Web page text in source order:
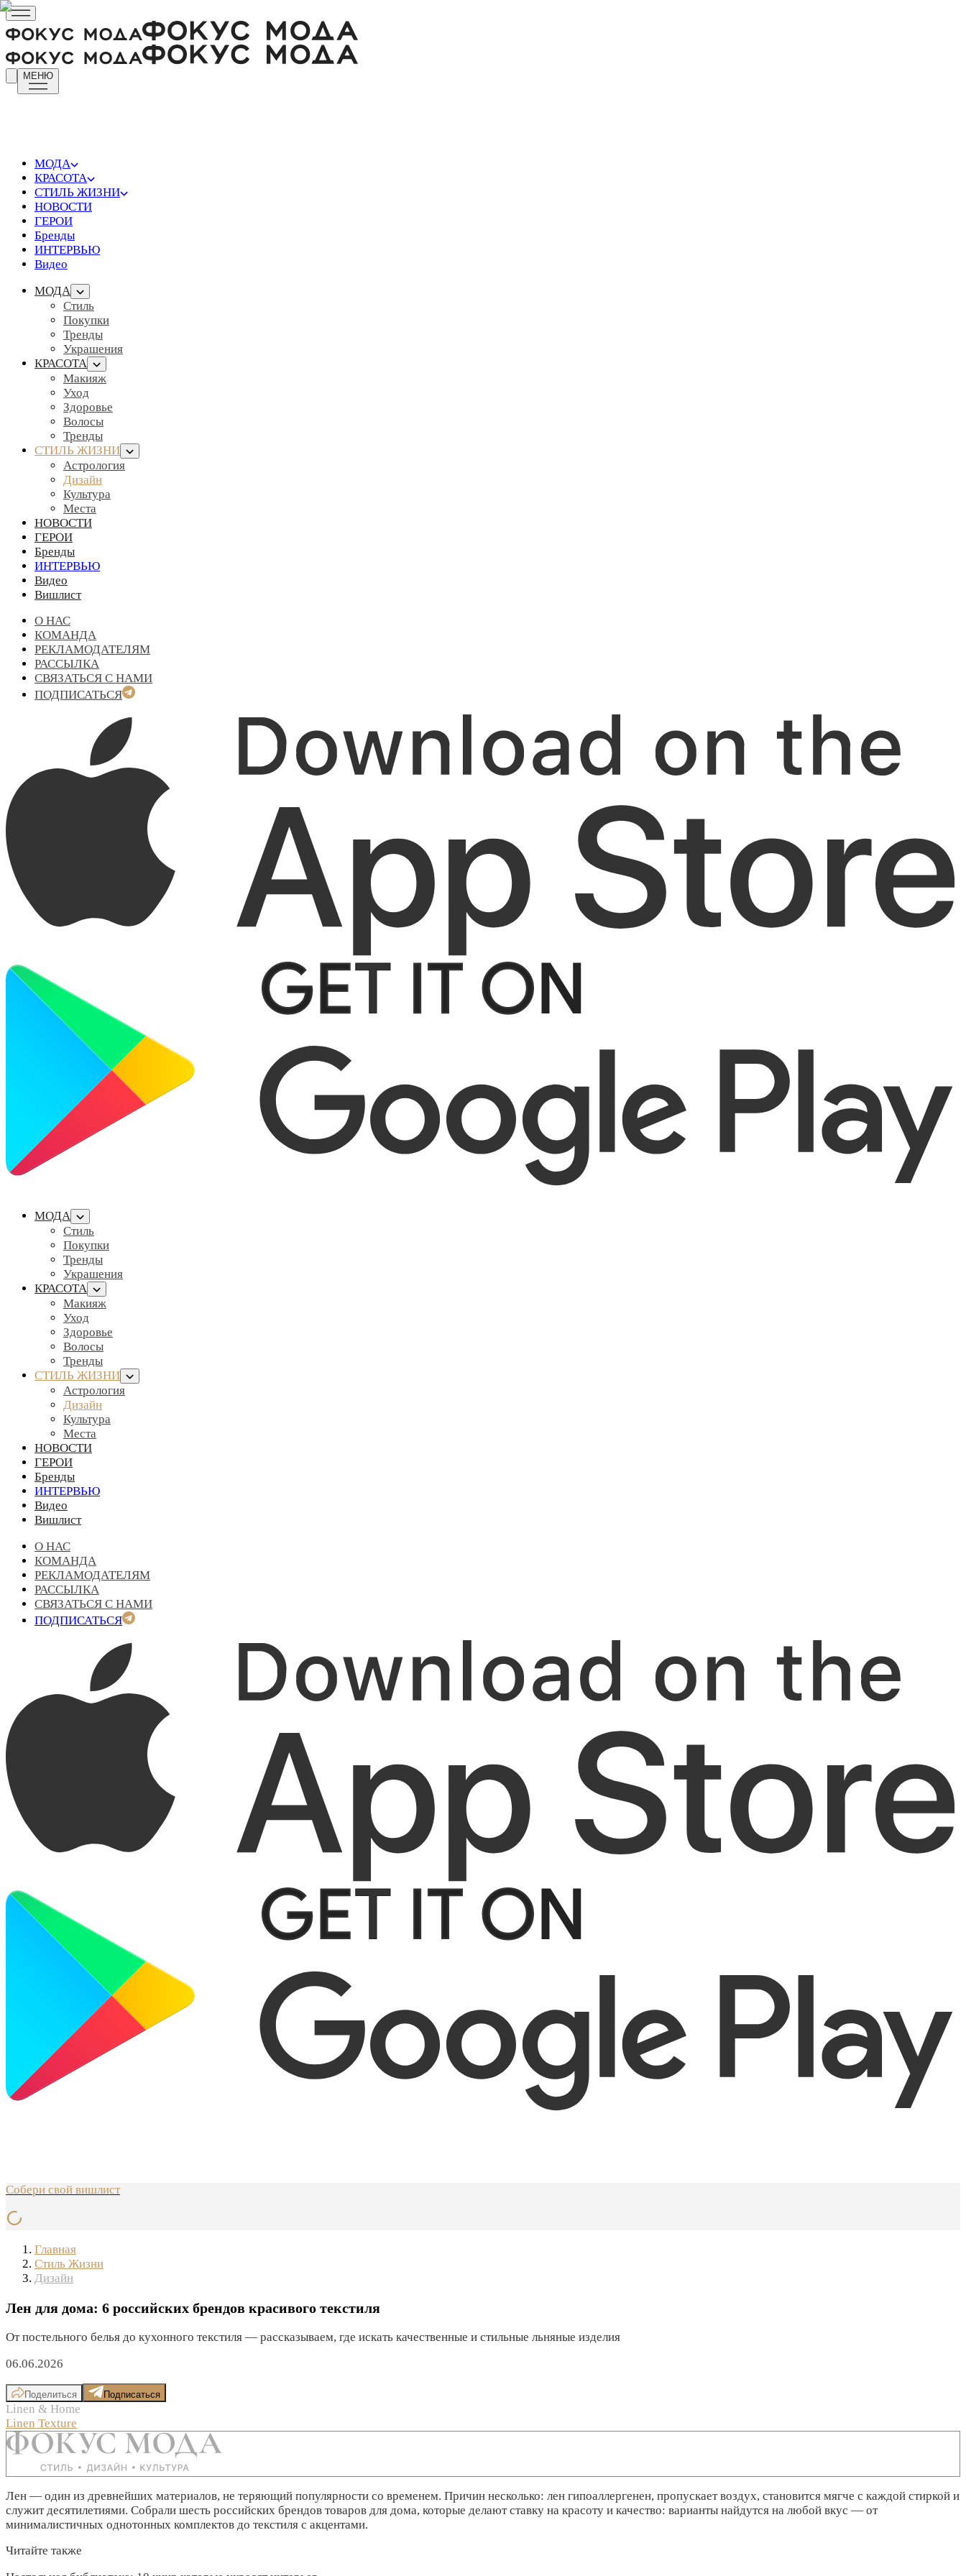
МЕНЮ
МОДА
КРАСОТА
СТИЛЬ ЖИЗНИ
НОВОСТИ
ГЕРОИ
Бренды
ИНТЕРВЬЮ
Видео
МОДА
Стиль
Покупки
Тренды
Украшения
КРАСОТА
Макияж
Уход
Здоровье
Волосы
Тренды
СТИЛЬ ЖИЗНИ
Астрология
Дизайн
Культура
Места
НОВОСТИ
ГЕРОИ
Бренды
ИНТЕРВЬЮ
Видео
Вишлист
О НАС
КОМАНДА
РЕКЛАМОДАТЕЛЯМ
РАССЫЛКА
СВЯЗАТЬСЯ С НАМИ
ПОДПИСАТЬСЯ
МОДА
Стиль
Покупки
Тренды
Украшения
КРАСОТА
Макияж
Уход
Здоровье
Волосы
Тренды
СТИЛЬ ЖИЗНИ
Астрология
Дизайн
Культура
Места
НОВОСТИ
ГЕРОИ
Бренды
ИНТЕРВЬЮ
Видео
Вишлист
О НАС
КОМАНДА
РЕКЛАМОДАТЕЛЯМ
РАССЫЛКА
СВЯЗАТЬСЯ С НАМИ
ПОДПИСАТЬСЯ
Собери свой вишлист
Главная
Стиль Жизни
Дизайн
Лен для дома: 6 российских брендов красивого текстиля
От постельного белья до кухонного текстиля — рассказываем, где искать качественные и стильные льняные изделия
06.06.2026
Поделиться Подписаться
Linen & Home
Linen Texture
Лен — один из древнейших материалов, не теряющий популярности со временем. Причин несколько: лен гипоаллергенен, пропускает воздух, становится мягче с каждой стиркой и
служит десятилетиями. Собрали шесть российских брендов товаров для дома, которые делают ставку на красоту и качество: варианты найдутся на любой вкус — от
минималистичных однотонных комплектов до текстиля с акцентами.
Читайте также